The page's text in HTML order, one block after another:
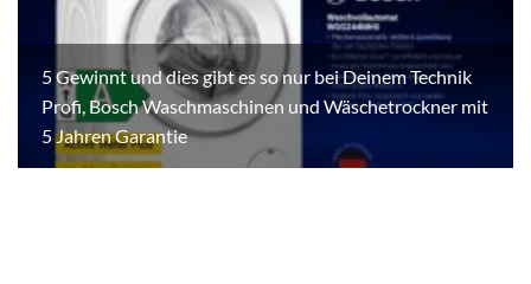
5 Gewinnt und dies gibt es so nur bei Deinem Technik
Profi, Bosch Waschmaschinen und Wäschetrockner mit
5 Jahren Garantie